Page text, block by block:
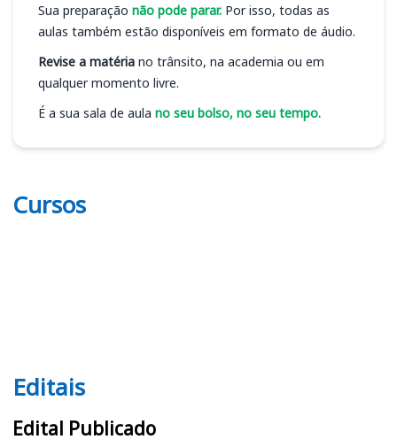
Sua preparação não pode parar. Por isso, todas as
aulas também estão disponíveis em formato de áudio.
Revise a matéria no trânsito, na academia ou em
qualquer momento livre.
É a sua sala de aula no seu bolso, no seu tempo.
Cursos
Editais
Editais
Edital Publicado